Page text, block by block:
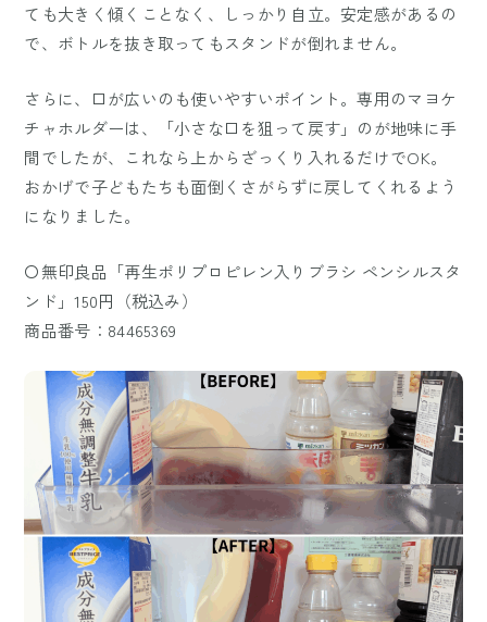
ても大きく傾くことなく、しっかり自立。安定感があるの
で、ボトルを抜き取ってもスタンドが倒れません。
さらに、口が広いのも使いやすいポイント。専用のマヨケ
チャホルダーは、「小さな口を狙って戻す」のが地味に手
間でしたが、これなら上からざっくり入れるだけでOK。
おかげで子どもたちも面倒くさがらずに戻してくれるよう
になりました。
〇無印良品「再生ポリプロピレン入りブラシ ペンシルスタ
ンド」150円（税込み）
商品番号：84465369